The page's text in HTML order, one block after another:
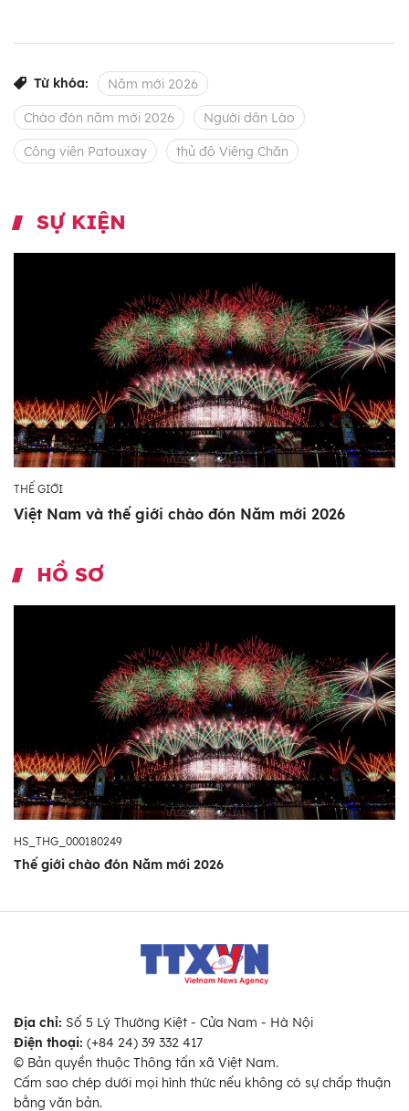
Từ khóa: Năm mới 2026
Chào đón năm mới 2026 Người dân Lào
Công viên Patouxay thủ đô Viêng Chăn
SỰ KIỆN
THẾ GIỚI
Việt Nam và thế giới chào đón Năm mới 2026
HỒ SƠ
HS_THG_000180249
Thế giới chào đón Năm mới 2026
Địa chỉ: Số 5 Lý Thường Kiệt - Cửa Nam - Hà Nội
Điện thoại: (+84 24) 39 332 417
© Bản quyền thuộc Thông tấn xã Việt Nam.
Cấm sao chép dưới mọi hình thức nếu không có sự chấp thuận
bằng văn bản.